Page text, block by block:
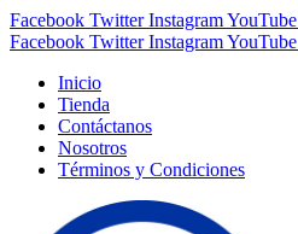
Facebook Twitter InstagramYouTube
Facebook Twitter InstagramYouTube
Inicio
Tienda
Contáctanos
Nosotros
Términos y Condiciones